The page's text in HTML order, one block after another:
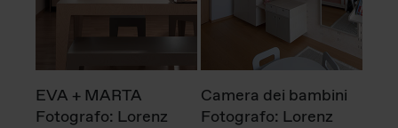
EVA + MARTA
Fotografo: Lorenz
Camera dei bambini
Fotografo: Lorenz